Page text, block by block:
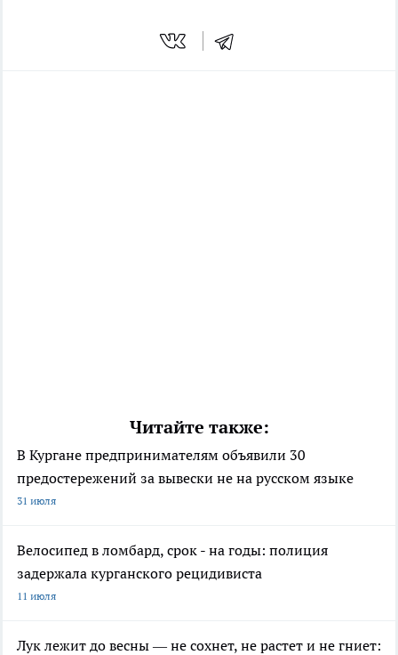
Читайте также:
В Кургане предпринимателям объявили 30
предостережений за вывески не на русском языке
31 июля
Велосипед в ломбард, срок - на годы: полиция
задержала курганского рецидивиста
11 июля
Лук лежит до весны — не сохнет, не растет и не гниет: